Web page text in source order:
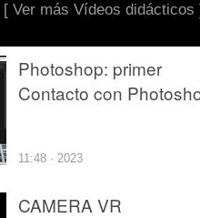
[ Ver más Vídeos didácticos
Photoshop: primer
Contacto con
11:48 · 2023
CAMERA VR